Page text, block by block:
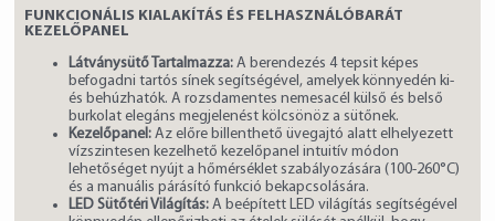
FUNKCIONÁLIS KIALAKÍTÁS ÉS FELHASZNÁLÓBARÁT
KEZELŐPANEL
Látványsütő Tartalmazza:A berendezés 4 tepsit képes
befogadni tartós sínek segítségével, amelyek könnyedén ki-
és behúzhatók. A rozsdamentes nemesacél külső és belső
burkolat elegáns megjelenést kölcsönöz a sütőnek.
Kezelőpanel:Az előre billenthető üvegajtó alatt elhelyezett
vízszintesen kezelhető kezelőpanel intuitív módon
lehetőséget nyújt a hőmérséklet szabályozására (100-260°C)
és a manuális párásító funkció bekapcsolására.
LED Sütőtéri Világítás:A beépített LED világítás segítségével